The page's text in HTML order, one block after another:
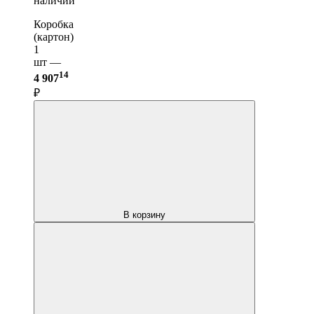
Коробка
(картон)
1
шт —
4 90714
₽
В корзину